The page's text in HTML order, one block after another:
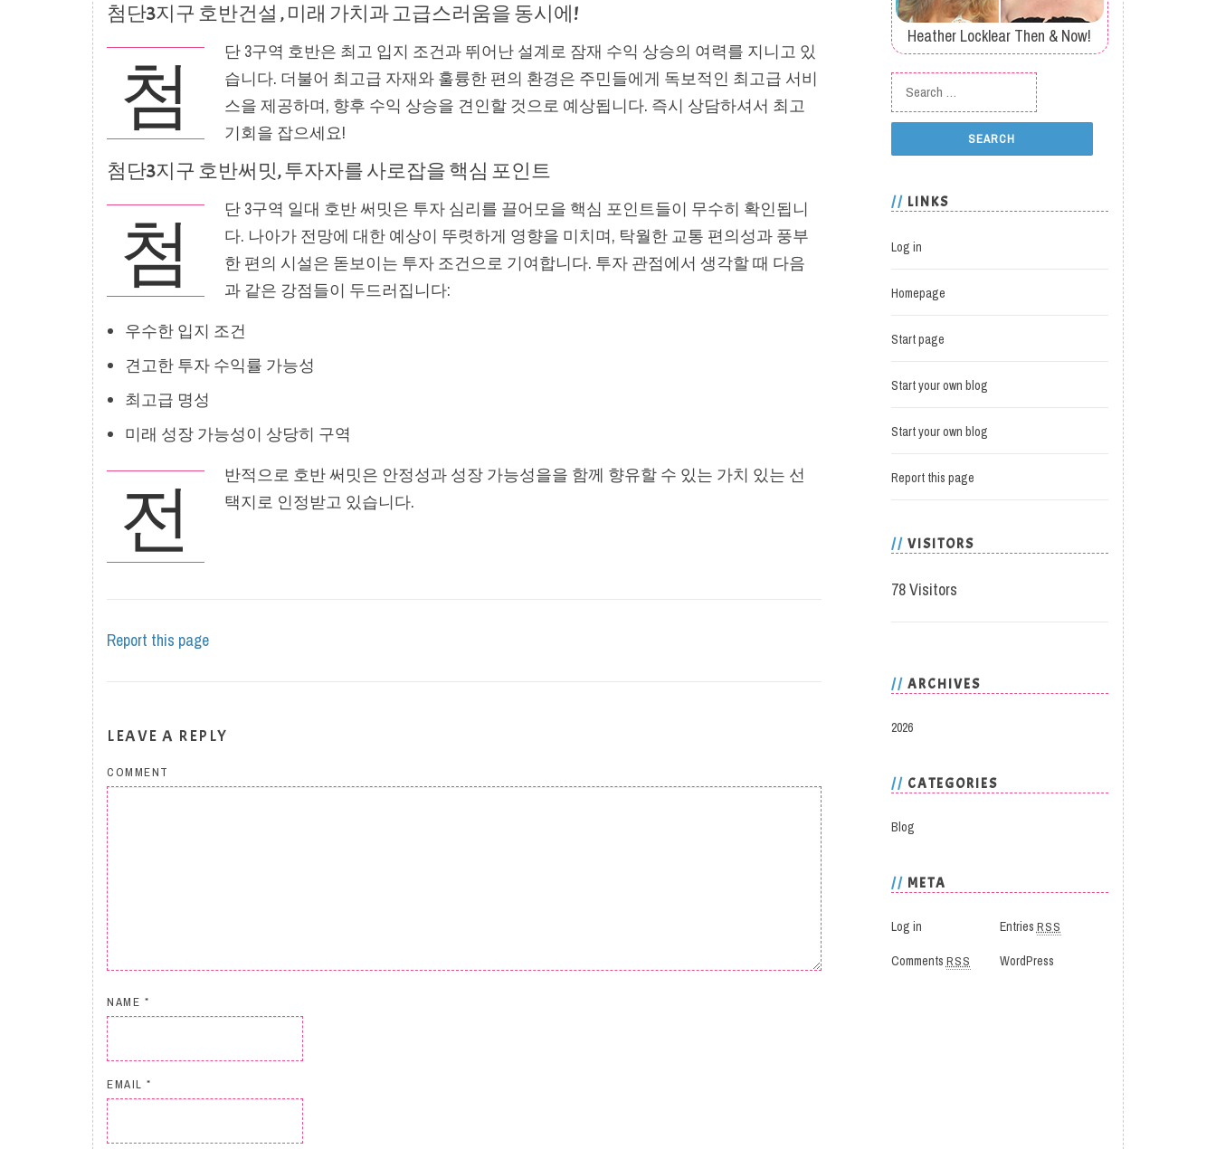
첨단3지구 호반건설 , 미래 가치과 고급스러움을 동시에!
첨
단 3구역 호반은 최고 입지 조건과 뛰어난 설계로 잠재 수익 상승의 여력를 지니고 있
습니다. 더불어 최고급 자재와 훌륭한 편의 환경은 주민들에게 독보적인 최고급 서비
스을 제공하며, 향후 수익 상승을 견인할 것으로 예상됩니다. 즉시 상담하셔서 최고
기회을 잡으세요!
첨단3지구 호반써밋, 투자자를 사로잡을 핵심 포인트
첨
단 3구역 일대 호반 써밋은 투자 심리를 끌어모을 핵심 포인트들이 무수히 확인됩니
다. 나아가 전망에 대한 예상이 뚜렷하게 영향을 미치며, 탁월한 교통 편의성과 풍부
한 편의 시설은 돋보이는 투자 조건으로 기여합니다. 투자 관점에서 생각할 때 다음
과 같은 강점들이 두드러집니다:
우수한 입지 조건
견고한 투자 수익률 가능성
최고급 명성
미래 성장 가능성이 상당히 구역
전
반적으로 호반 써밋은 안정성과 성장 가능성을을 함께 향유할 수 있는 가치 있는 선
택지로 인정받고 있습니다.
Report this page
LEAVE A REPLY
COMMENT
NAME *
EMAIL *
Heather Locklear Then & Now!
Search for:
LINKS
Log in
Homepage
Start page
Start your own blog
Start your own blog
Report this page
VISITORS
78 Visitors
ARCHIVES
2026
CATEGORIES
Blog
META
Log in Entries RSS
Comments RSS WordPress